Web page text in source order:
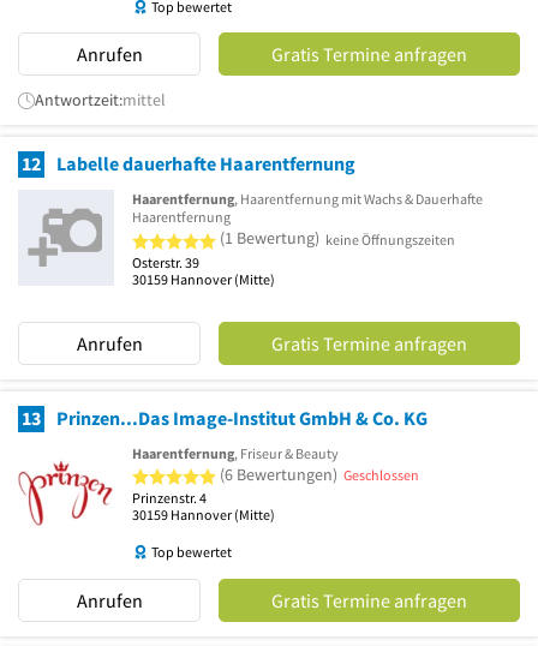
Top bewertet
Anrufen Gratis Termine anfragen
Antwortzeit:mittel
12 Labelle dauerhafte Haarentfernung
Haarentfernung, Haarentfernung mit Wachs & Dauerhafte
Haarentfernung
5 von 5 Sternen
(1 Bewertung) keine Öffnungszeiten
Osterstr. 39
30159 Hannover(Mitte)
Anrufen Gratis Termine anfragen
13 Prinzen...Das Image-Institut GmbH & Co. KG
Haarentfernung, Friseur & Beauty
5 von 5 Sternen
(6 Bewertungen) Geschlossen
Prinzenstr. 4
30159 Hannover(Mitte)
Top bewertet
Anrufen Gratis Termine anfragen